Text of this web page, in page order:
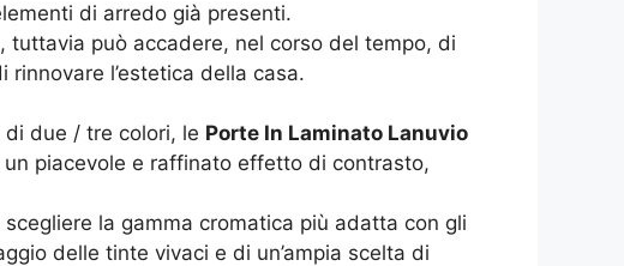
di arredo già presenti.
tuttavia può accadere, nel corso del tempo, di
l’estetica della casa.
due / tre colori, le Porte In Laminato Lanuvio
piacevole e raffinato effetto di contrasto,
la gamma cromatica più adatta con gli
delle tinte vivaci e di un’ampia scelta di